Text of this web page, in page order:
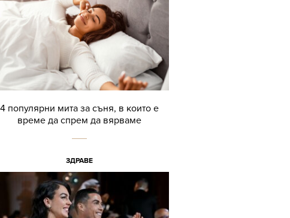
4 популярни мита за съня, в които е
време да спрем да вярваме
ЗДРАВЕ